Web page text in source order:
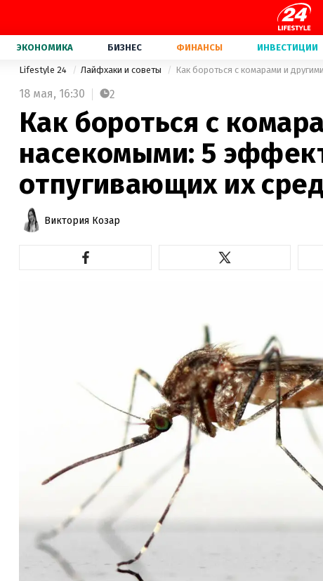
ЭКОНОМИКА БИЗНЕС ФИНАНСЫ ИНВЕСТИЦИИ
Lifestyle 24 Лайфхаки и советы Как бороться с комарами и
18 мая, 16:30 2
Как бороться с
насекомыми: 5
отпугивающих их
Виктория Козар